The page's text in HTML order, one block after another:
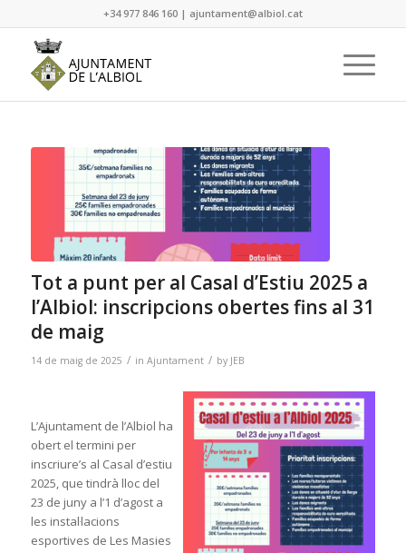
+34 977 846 160| ajuntament@albiol.cat
Tot a punt per al Casal d’Estiu 2025 a
l’Albiol: inscripcions obertes fins al 31
de maig
14 de maig de 2025 / in Ajuntament / by JEB
L’Ajuntament de l’Albiol ha
obert el termini per
inscriure’s al Casal d’estiu
2025, que tindrà lloc del
23 de juny a l’1 d’agost a
les instal·lacions
esportives de Les Masies